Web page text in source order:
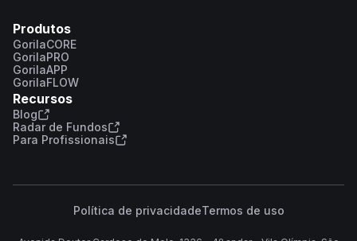
Produtos
GorilaCORE
GorilaPRO
GorilaAPP
GorilaFLOW
Recursos
Blog
Radar de Fundos
Para Profissionais
Política de privacidadeTermos de uso